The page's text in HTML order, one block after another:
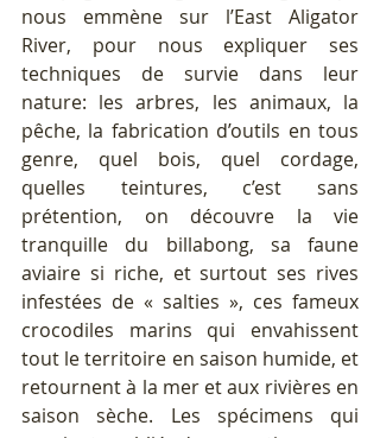
nous emmène sur l’East Aligator
River, pour nous expliquer ses
techniques de survie dans leur
nature: les arbres, les animaux, la
pêche, la fabrication d’outils en tous
genre, quel bois, quel cordage,
quelles teintures, c’est sans
prétention, on découvre la vie
tranquille du billabong, sa faune
aviaire si riche, et surtout ses rives
infestées de « salties », ces fameux
crocodiles marins qui envahissent
tout le territoire en saison humide, et
retournent à la mer et aux rivières en
saison sèche. Les spécimens qui